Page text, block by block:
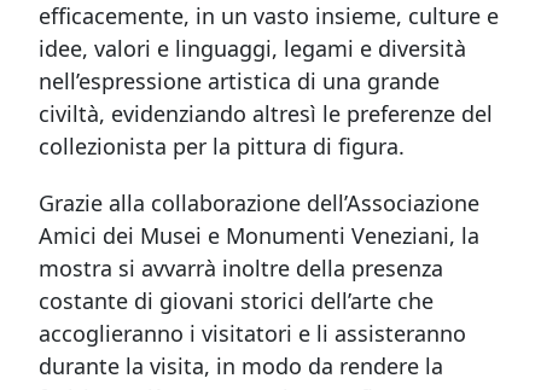
efficacemente, in un vasto insieme, culture e
idee, valori e linguaggi, legami e diversità
nell’espressione artistica di una grande
civiltà, evidenziando altresì le preferenze del
collezionista per la pittura di figura.
Grazie alla collaborazione dell’Associazione
Amici dei Musei e Monumenti Veneziani, la
mostra si avvarrà inoltre della presenza
costante di giovani storici dell’arte che
accoglieranno i visitatori e li assisteranno
durante la visita, in modo da rendere la